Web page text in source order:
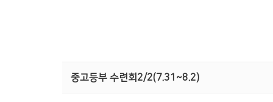
중고등부 수련회2/2(7.31~8.2)